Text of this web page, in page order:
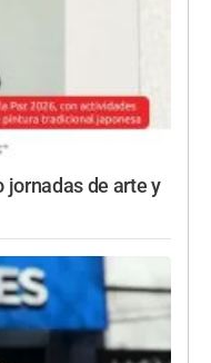
jornadas de arte y